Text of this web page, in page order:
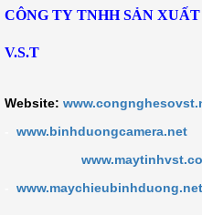
CÔNG TY TNHH SẢN
V.S.T
Website:
www.binhduongcamera.net
www.maychieubinhduong.net